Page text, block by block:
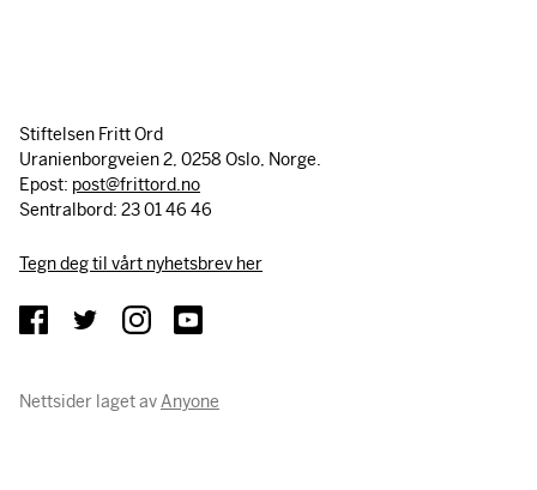
Stiftelsen Fritt Ord
Uranienborgveien 2, 0258 Oslo, Norge.
Epost: post@frittord.no
Sentralbord: 23 01 46 46
Tegn deg til vårt nyhetsbrev her
Nettsider laget avAnyone